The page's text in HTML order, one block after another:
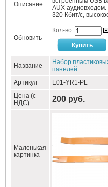
Описание
AUX
320 Кбит/c,
Обновить
Кол-во:
Название
Набор
панелей
Артикул
E01-YR1-PL
Цена (с
НДС)
200 руб.
Маленькая
картинка